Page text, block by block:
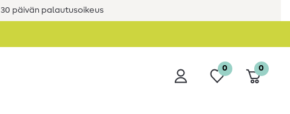
30 päivän palautusoikeus
0 0